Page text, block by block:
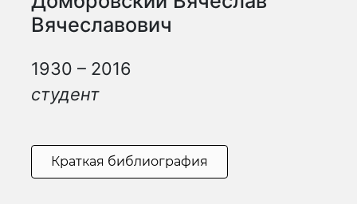
авторы
Вячеславович
1930 – 2016
студент
Краткая библиография